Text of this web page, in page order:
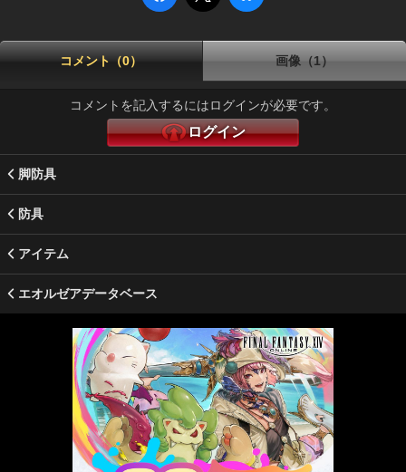
コメント（0） 画像（1）
コメントを記入するにはログインが必要です。
ログイン
脚防具
防具
アイテム
エオルゼアデータベース